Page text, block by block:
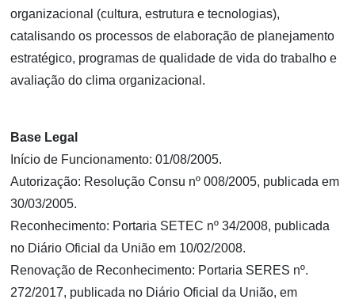
organizacional (cultura, estrutura e tecnologias),
catalisando os processos de elaboração de planejamento
estratégico, programas de qualidade de vida do trabalho e
avaliação do clima organizacional.
Base Legal
Início de Funcionamento: 01/08/2005.
Autorização: Resolução Consu nº 008/2005, publicada em
30/03/2005.
Reconhecimento: Portaria SETEC nº 34/2008, publicada
no Diário Oficial da União em 10/02/2008.
Renovação de Reconhecimento: Portaria SERES nº.
272/2017, publicada no Diário Oficial da União, em